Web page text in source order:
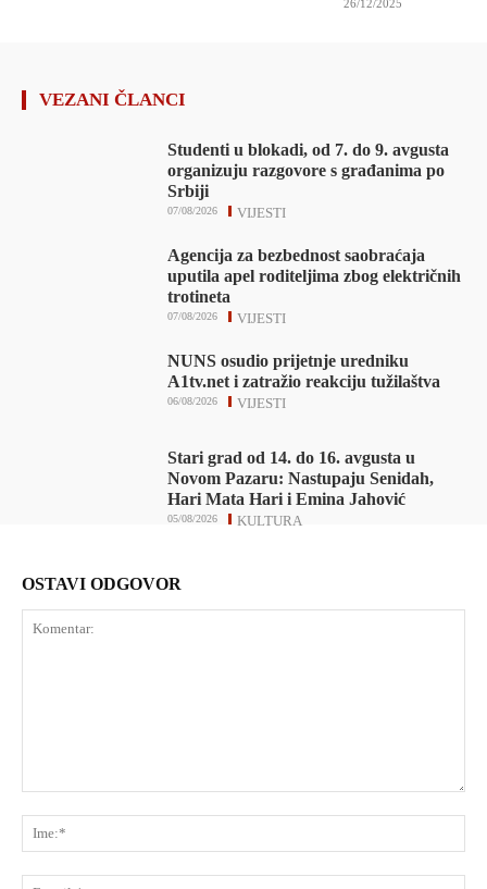
26/12/2025
VEZANI ČLANCI
Studenti u blokadi, od 7. do 9. avgusta
organizuju razgovore s građanima po
Srbiji
VIJESTI
07/08/2026
Agencija za bezbednost saobraćaja
uputila apel roditeljima zbog električnih
trotineta
VIJESTI
07/08/2026
NUNS osudio prijetnje uredniku
A1tv.net i zatražio reakciju tužilaštva
VIJESTI
06/08/2026
Stari grad od 14. do 16. avgusta u
Novom Pazaru: Nastupaju Senidah,
Hari Mata Hari i Emina Jahović
KULTURA
05/08/2026
OSTAVI ODGOVOR